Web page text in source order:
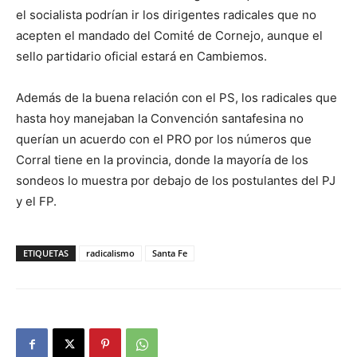
el socialista podrían ir los dirigentes radicales que no
acepten el mandado del Comité de Cornejo, aunque el
sello partidario oficial estará en Cambiemos.
Además de la buena relación con el PS, los radicales que
hasta hoy manejaban la Convención santafesina no
querían un acuerdo con el PRO por los números que
Corral tiene en la provincia, donde la mayoría de los
sondeos lo muestra por debajo de los postulantes del PJ
y el FP.
ETIQUETAS radicalismo Santa Fe